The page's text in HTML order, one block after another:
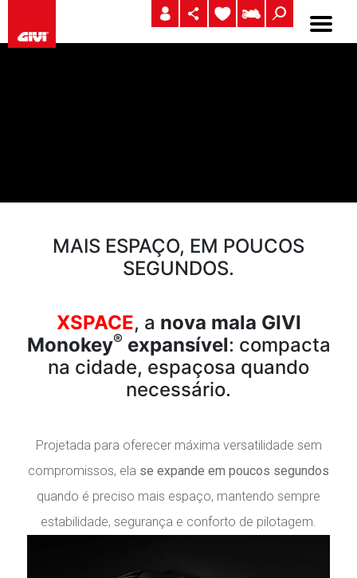
MAIS ESPAÇO, EM POUCOS
SEGUNDOS.
XSPACE, a nova mala GIVI
Monokey® expansível: compacta
na cidade, espaçosa quando
necessário.
Projetada para oferecer máxima versatilidade sem
compromissos, ela se expande em poucos segundos
quando é preciso mais espaço, mantendo sempre
estabilidade, segurança e conforto de pilotagem.